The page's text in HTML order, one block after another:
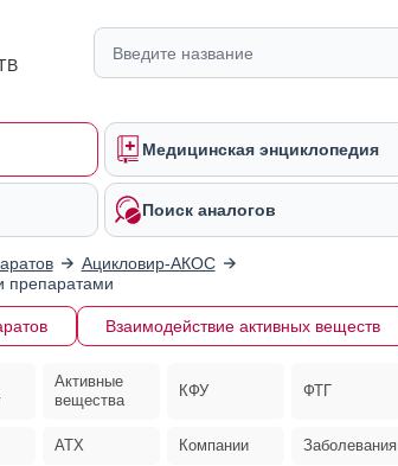
Медицинская энциклопедия
Поиск аналогов
Ацикловир-АКОС
препаратами
Взаимодействие активных веществ
Активные
вещества
КФУ ФТГ
АТХ Компании Заболевания